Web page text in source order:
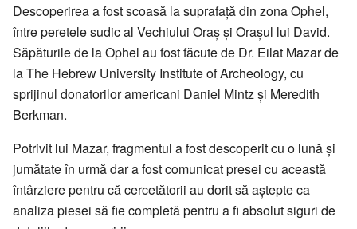
Descoperirea a fost scoasă la suprafaţă din zona Ophel,
între peretele sudic al Vechiului Oraş şi Oraşul lui David.
Săpăturile de la Ophel au fost făcute de Dr. Eilat Mazar de
la The Hebrew University Institute of Archeology, cu
sprijinul donatorilor americani Daniel Mintz şi Meredith
Berkman.
Potrivit lui Mazar, fragmentul a fost descoperit cu o lună şi
jumătate în urmă dar a fost comunicat presei cu această
întârziere pentru că cercetătorii au dorit să aştepte ca
analiza piesei să fie completă pentru a fi absolut siguri de